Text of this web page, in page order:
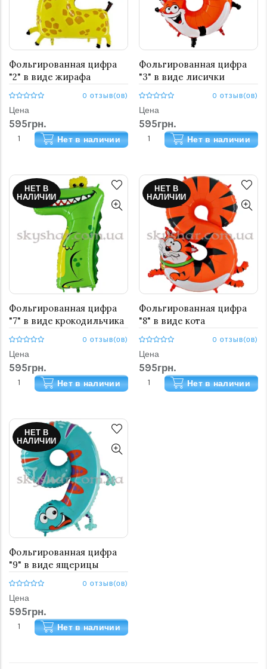
Фольгированная цифра
"2" в виде жирафа
0 отзыв(ов)
Цена
595грн.
Нет в наличии
Фольгированная цифра
"3" в виде лисички
0 отзыв(ов)
Цена
595грн.
Нет в наличии
НЕТ В
НАЛИЧИИ
Фольгированная цифра
"7" в виде крокодильчика
0 отзыв(ов)
Цена
595грн.
Нет в наличии
НЕТ В
НАЛИЧИИ
Фольгированная цифра
"8" в виде кота
0 отзыв(ов)
Цена
595грн.
Нет в наличии
НЕТ В
НАЛИЧИИ
Фольгированная цифра
"9" в виде ящерицы
0 отзыв(ов)
Цена
595грн.
Нет в наличии